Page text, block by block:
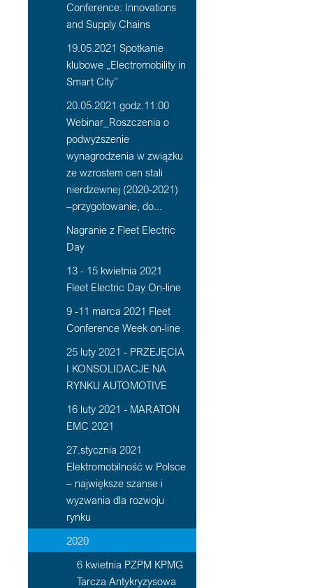
Conference: Innovations
and Supply Chains
19.05.2021 Spotkanie
klubowe „Electromobility in
Smart City”
20.05.2021 godz.11:00
Webinar_Roszczenia o
podwyższenie
wynagrodzenia w związku
ze wzrostem cen stali
nierdzewnej (2020-2021)
–przygotowanie, do...
Nagranie z Fleet Electric
Day
13 - 15 kwietnia 2021
Fleet Electric Day On-line
9 -11 marca 2021 Fleet
Conference Week on-line
25 luty 2021 - PRZEJĘCIA
I KONSOLIDACJE NA
RYNKU AUTOMOTIVE
16 luty 2021 - MARATON
EMC 2021
27.stycznia 2021
Elektromobilność w Polsce
– największe szanse i
wyzwania dla rozwoju
rynku
2020
6 kwietnia PZPM KPMG
Tarcza Antykryzysowa